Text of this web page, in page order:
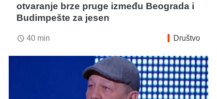
otvaranje brze pruge između Beograda i
Budimpešte za jesen
access_time 40 min Društvo